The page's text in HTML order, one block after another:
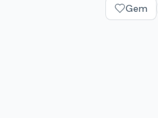
Gem